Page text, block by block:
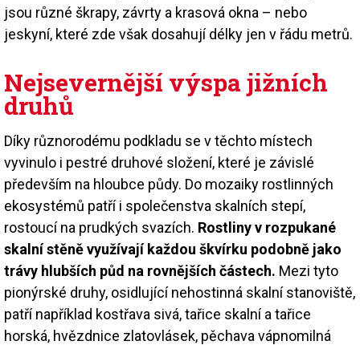
jsou různé škrapy, závrty a krasová okna – nebo
jeskyní, které zde však dosahují délky jen v řádu metrů.
Nejsevernější výspa jižních
druhů
Díky různorodému podkladu se v těchto místech
vyvinulo i pestré druhové složení, které je závislé
především na hloubce půdy. Do mozaiky rostlinných
ekosystémů patří i společenstva skalních stepí,
rostoucí na prudkých svazích. Rostliny v rozpukané
skalní stěně využívají každou škvírku podobně jako
trávy hlubších půd na rovnějších částech. Mezi tyto
pionýrské druhy, osidlující nehostinná skalní stanoviště,
patří například kostřava sivá, tařice skalní a tařice
horská, hvězdnice zlatovlásek, pěchava vápnomilná